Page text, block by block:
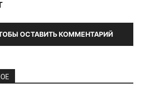
ОСТАВИТЬ КОММЕНТАРИЙ